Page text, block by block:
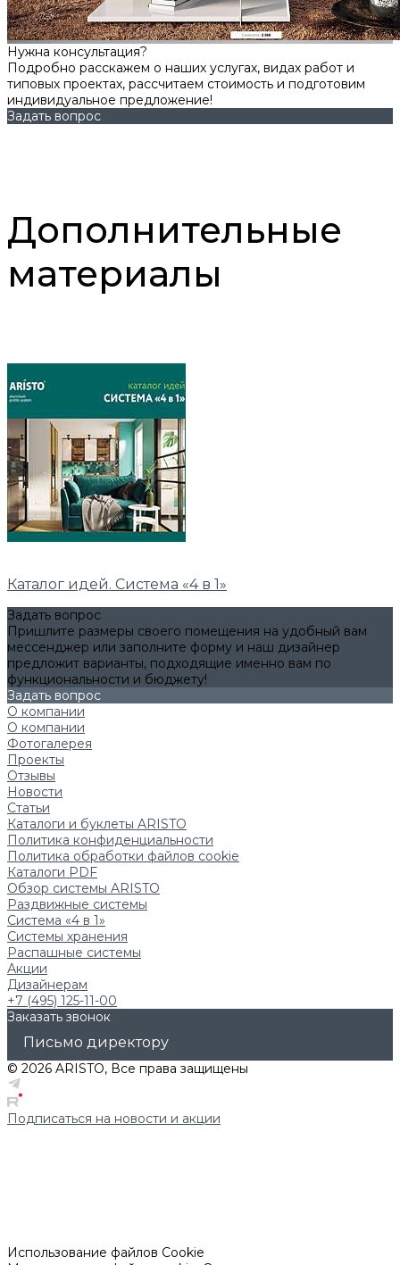
Нужна консультация?
Подробно расскажем о наших услугах, видах работ и
типовых проектах, рассчитаем стоимость и подготовим
индивидуальное предложение!
Задать вопрос
Дополнительные
материалы
Каталог идей. Система «4 в 1»
Задать вопрос
Пришлите размеры своего помещения на удобный вам
мессенджер или заполните форму и наш дизайнер
предложит варианты, подходящие именно вам по
функциональности и бюджету!
Задать вопрос
О компании
О компании
Фотогалерея
Проекты
Отзывы
Новости
Статьи
Каталоги и буклеты ARISTO
Политика конфиденциальности
Политика обработки файлов cookie
Каталоги PDF
Обзор системы ARISTO
Раздвижные системы
Система «4 в 1»
Системы хранения
Распашные системы
Акции
Дизайнерам
+7 (495) 125-11-00
Заказать звонок
Письмо директору
© 2026 ARISTO, Все права защищены
Подписаться на новости и акции
Использование файлов Cookie